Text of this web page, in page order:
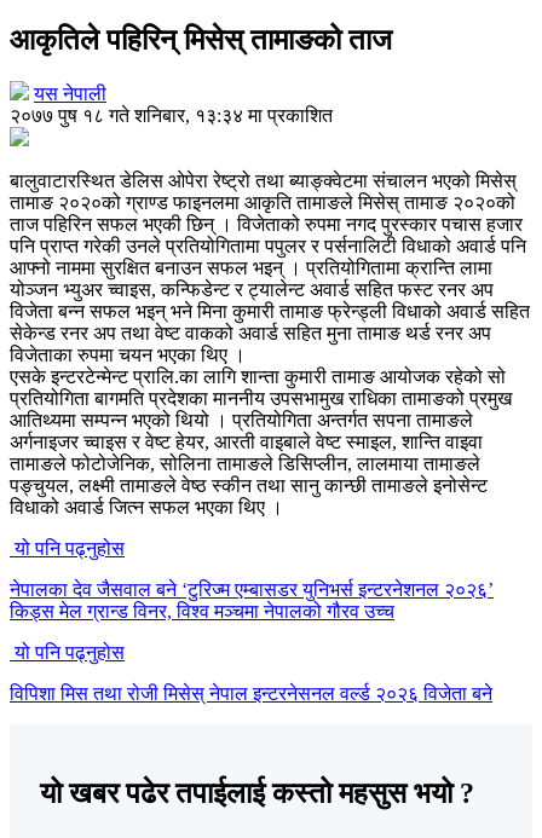
आकृतिले पहिरिन् मिसेस् तामाङको ताज
यस नेपाली
२०७७ पुष १८ गते शनिबार, १३:३४ मा प्रकाशित
बालुवाटारस्थित डेलिस ओपेरा रेष्ट्रो तथा ब्याङ्क्वेटमा संचालन भएको मिसेस्
तामाङ २०२०को ग्राण्ड फाइनलमा आकृति तामाङले मिसेस् तामाङ २०२०को
ताज पहिरिन सफल भएकी छिन् । विजेताको रुपमा नगद पुरस्कार पचास हजार
पनि प्राप्त गरेकी उनले प्रतियोगितामा पपुलर र पर्सनालिटी विधाको अवार्ड पनि
आफ्नो नाममा सुरक्षित बनाउन सफल भइन् । प्रतियोगितामा क्रान्ति लामा
योञ्जन भ्युअर च्वाइस, कन्फिडेन्ट र ट्यालेन्ट अवार्ड सहित फस्ट रनर अप
विजेता बन्न सफल भइन् भने मिना कुमारी तामाङ फ्रेन्ड्ली विधाको अवार्ड सहित
सेकेन्ड रनर अप तथा वेष्ट वाकको अवार्ड सहित मुना तामाङ थर्ड रनर अप
विजेताका रुपमा चयन भएका थिए ।
एसके इन्टरटेन्मेन्ट प्रालि.का लागि शान्ता कुमारी तामाङ आयोजक रहेको सो
प्रतियोगिता बागमति प्रदेशका माननीय उपसभामुख राधिका तामाङको प्रमुख
आतिथ्यमा सम्पन्न भएको थियो । प्रतियोगिता अन्तर्गत सपना तामाङले
अर्गनाइजर च्वाइस र वेष्ट हेयर, आरती वाइबाले वेष्ट स्माइल, शान्ति वाइवा
तामाङले फोटोजेनिक, सोलिना तामाङले डिसिप्लीन, लालमाया तामाङले
पङ्चुयल, लक्ष्मी तामाङले वेष्ठ स्कीन तथा सानु कान्छी तामाङले इनोसेन्ट
विधाको अवार्ड जित्न सफल भएका थिए ।
यो पनि पढ्नुहोस
नेपालका देव जैसवाल बने ‘टुरिज्म एम्बासडर युनिभर्स इन्टरनेशनल २०२६’
किड्स मेल ग्रान्ड विनर, विश्व मञ्चमा नेपालको गौरव उच्च
यो पनि पढ्नुहोस
विपिशा मिस तथा रोजी मिसेस् नेपाल इन्टरनेसनल वर्ल्ड २०२६ विजेता बने
यो खबर पढेर तपाईलाई कस्तो महसुस भयो ?